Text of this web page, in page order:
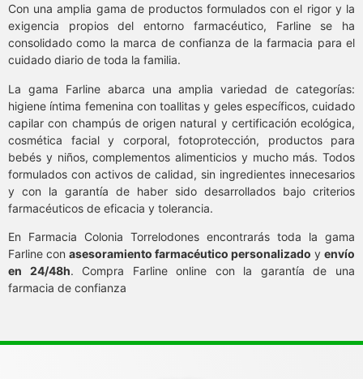
Con una amplia gama de productos formulados con el rigor y la
exigencia propios del entorno farmacéutico, Farline se ha
consolidado como la marca de confianza de la farmacia para el
cuidado diario de toda la familia.
La gama Farline abarca una amplia variedad de categorías:
higiene íntima femenina con toallitas y geles específicos, cuidado
capilar con champús de origen natural y certificación ecológica,
cosmética facial y corporal, fotoprotección, productos para
bebés y niños, complementos alimenticios y mucho más. Todos
formulados con activos de calidad, sin ingredientes innecesarios
y con la garantía de haber sido desarrollados bajo criterios
farmacéuticos de eficacia y tolerancia.
En Farmacia Colonia Torrelodones encontrarás toda la gama
Farline con asesoramiento farmacéutico personalizado y envío
en 24/48h. Compra Farline online con la garantía de una
farmacia de confianza